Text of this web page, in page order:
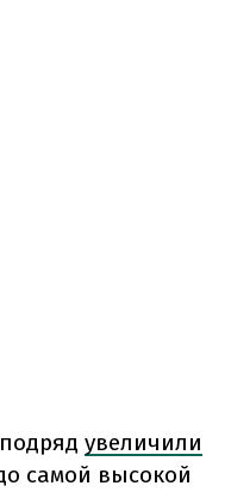
увеличили
самой высокой